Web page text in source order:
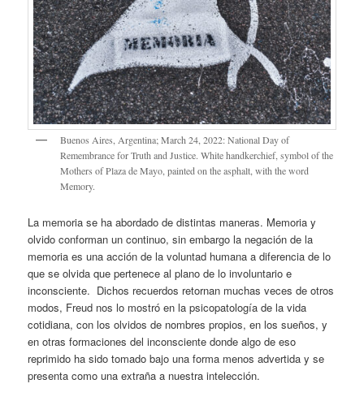
Buenos Aires, Argentina; March 24, 2022: National Day of
Remembrance for Truth and Justice. White handkerchief, symbol of the
Mothers of Plaza de Mayo, painted on the asphalt, with the word
Memory.
La memoria se ha abordado de distintas maneras. Memoria y
olvido conforman un continuo, sin embargo la negación de la
memoria es una acción de la voluntad humana a diferencia de lo
que se olvida que pertenece al plano de lo involuntario e
inconsciente. Dichos recuerdos retornan muchas veces de otros
modos, Freud nos lo mostró en la psicopatología de la vida
cotidiana, con los olvidos de nombres propios, en los sueños, y
en otras formaciones del inconsciente donde algo de eso
reprimido ha sido tomado bajo una forma menos advertida y se
presenta como una extraña a nuestra intelección.